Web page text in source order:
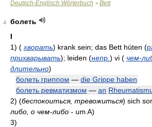
Deutsch-Englisch Wörterbuch > Bett
4
болеть
I
1) ( хворать) krank sein; das Bett hüten (
прихварывать); leiden (непр. ) vi ( чем-
длительно)
болеть гриппом — die Grippe haben
болеть ревматизмом — an
2) (беспокоиться, тревожиться) sich
либо, о чем-либо - um A)
3)